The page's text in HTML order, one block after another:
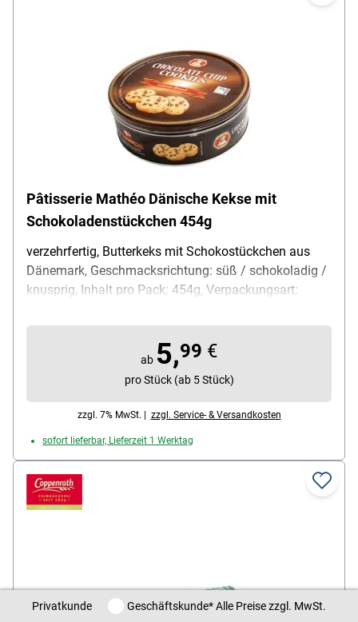
Pâtisserie Mathéo Dänische Kekse mit
Schokoladenstückchen 454g
verzehrfertig, Butterkeks mit Schokostückchen aus
Dänemark, Geschmacksrichtung: süß / schokoladig /
knusprig, Inhalt pro Pack: 454g, Verpackungsart:
Lieferumfang: 1 Metalldose mit 454 g Keksen
ab 5,99 €
pro Stück (ab 5 Stück)
zzgl. 7% MwSt. | zzgl. Service- & Versandkosten
sofort lieferbar, Lieferzeit 1 Werktag
PrivatkundePrivatkunde / Geschäftskunde
Geschäftskunde* Alle Preise zzgl. MwSt.